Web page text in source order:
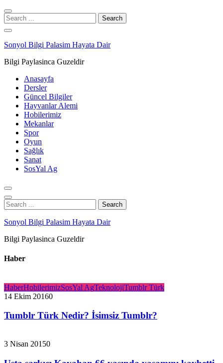
Skip
to
navigation
Skip
to
content
Search
for:
Sonyol Bilgi Palasim Hayata Dair
Bilgi Paylasinca Guzeldir
Anasayfa
Dersler
Güncel Bilgiler
Hayvanlar Alemi
Hobilerimiz
Mekanlar
Spor
Oyun
Sağlık
Sanat
SosYal Ag
Search
for:
Sonyol Bilgi Palasim Hayata Dair
Bilgi Paylasinca Guzeldir
Haber
HaberHobilerimizSosYal AgTeknolojiTumblr Türk
14 Ekim 20160
Tumblr Türk Nedir? İsimsiz Tumblr?
3 Nisan 20150